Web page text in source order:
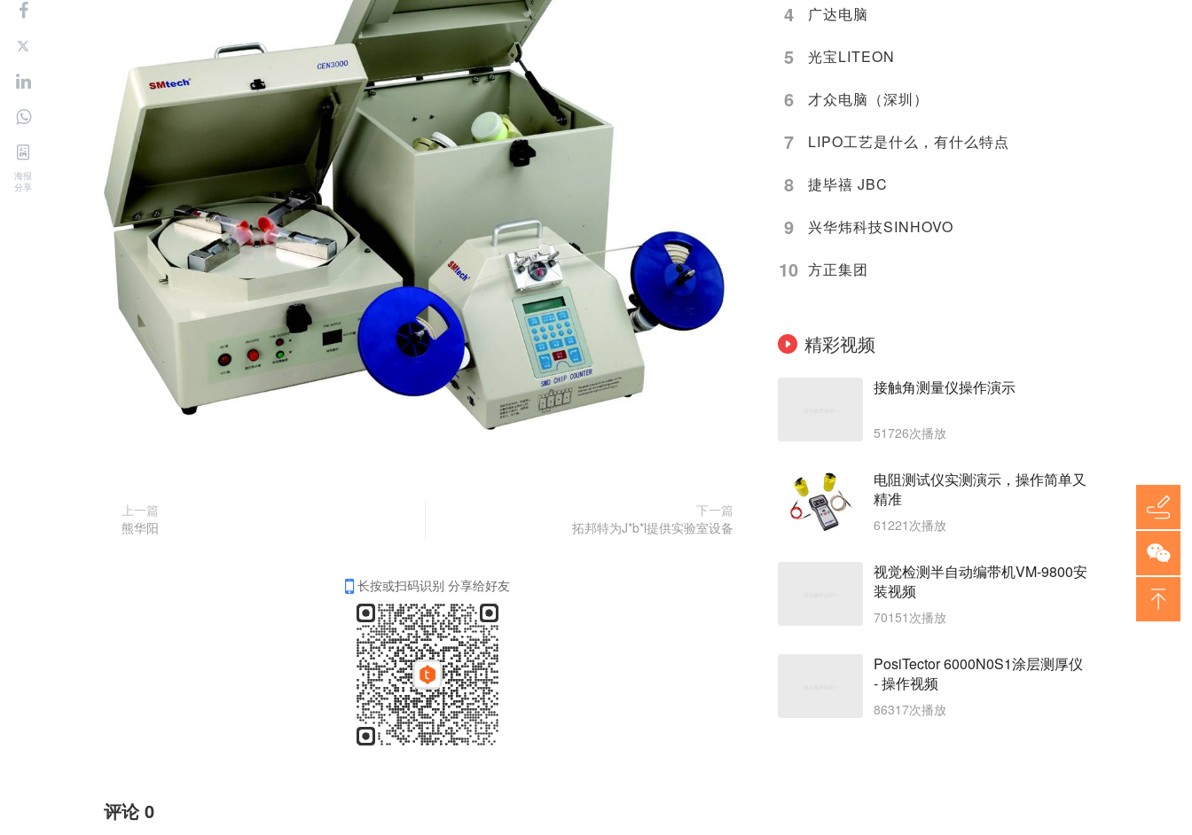
海报
分享
上一篇
熊华阳
下一篇
拓邦特为J*b*l提供实验室设备
长按或扫码识别 分享给好友
评论0
4 广达电脑
5 光宝LITEON
6 才众电脑（深圳）
7 LIPO工艺是什么，有什么特点
8 捷毕禧 JBC
9 兴华炜科技SINHOVO
10 方正集团
精彩视频
接触角测量仪操作演示
51726次播放
电阻测试仪实测演示，操作简单又
精准
61221次播放
视觉检测半自动编带机VM-9800安
装视频
70151次播放
PosiTector 6000N0S1涂层测厚仪
- 操作视频
86317次播放